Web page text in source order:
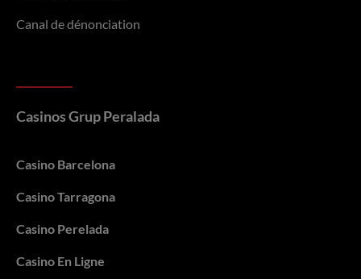
Canal de dénonciation
Casinos Grup Peralada
Casino Barcelona
Casino Tarragona
Casino Perelada
Casino En Ligne